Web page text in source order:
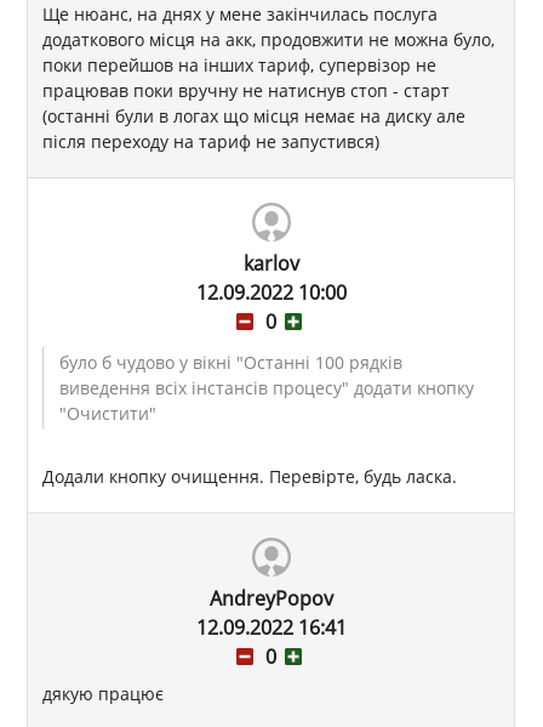
Ще нюанс, на днях у мене закінчилась послуга
додаткового місця на акк, продовжити не можна було,
поки перейшов на інших тариф, супервізор не
працював поки вручну не натиснув стоп - старт
(останні були в логах що місця немає на диску але
після переходу на тариф не запустився)
karlov
12.09.2022 10:00
0
було б чудово у вікні "Останні 100 рядків
виведення всіх інстансів процесу" додати кнопку
"Очистити"
Додали кнопку очищення. Перевірте, будь ласка.
AndreyPopov
12.09.2022 16:41
0
дякую працює